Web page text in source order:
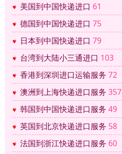
美国到中国快递进口 61
德国到中国快递进口 75
日本到中国快递进口 79
台湾到大陆小三通进口 103
香港到深圳进口运输服务 72
澳洲到上海快递进口服务 357
韩国到中国快递进口服务 49
英国到北京快递进口服务 58
法国到浙江快递进口服务 60